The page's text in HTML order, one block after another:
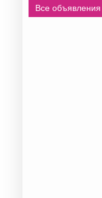
Все объявления